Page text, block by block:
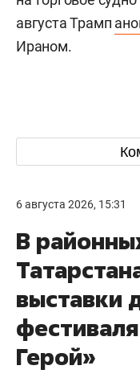
августа Трамп
Ираном.
6 августа 2026, 15:31
В
выставки
Герой»